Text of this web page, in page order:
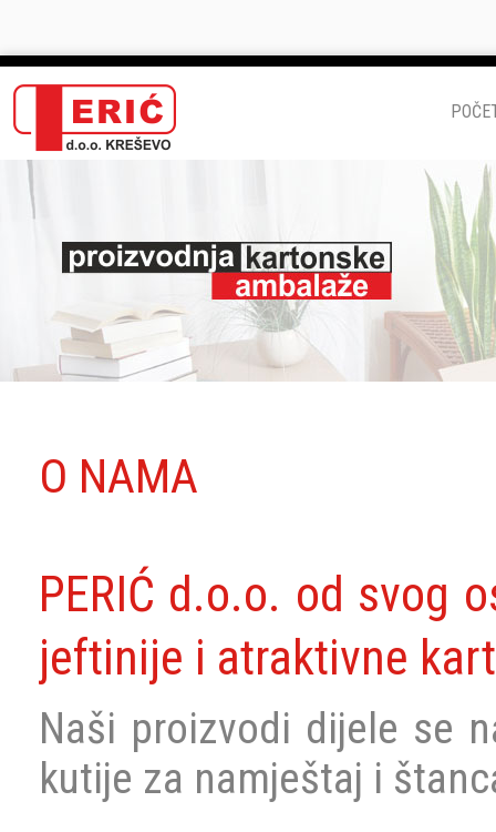
O NAMA
PERIĆ d.o.o. od svog
jeftinije i atraktivne
Naši proizvodi dijele se
kutije za namještaj i